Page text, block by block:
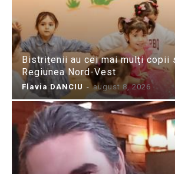
Bistrițenii au cei mai mulți copii
Regiunea Nord-Vest
Flavia DANCIU - august 8, 2026